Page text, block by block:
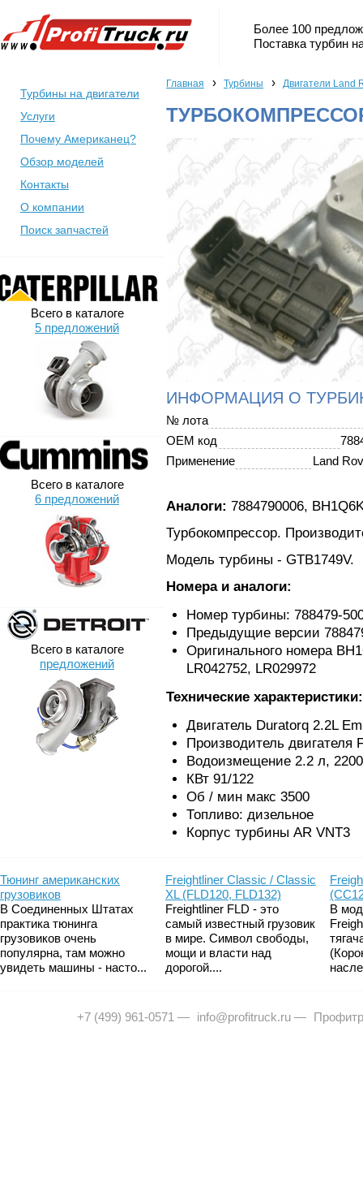
Более 100
Поставка турбин
Турбины на двигатели
Услуги
Почему Американец?
Обзор моделей
Контакты
О компании
Поиск запчастей
Всего в каталоге
5 предложений
Всего в каталоге
6 предложений
Всего в каталоге
предложений
Главная › Турбины › Двигатели Land
ТУРБОКОМПРЕССОР
ИНФОРМАЦИЯ О
№ лота
OEM код
Применение
Land
Аналоги: 7884790006,
Турбокомпрессор.
Модель турбины - GTB1749V.
Номера и аналоги:
Номер турбины: 788479-
Предыдущие версии
Оригинального номера
LR042752, LR029972
Технические характеристики:
Двигатель Duratorq 2.2L
Производитель двигателя
Водоизмещение 2.2 л,
КВт 91/122
Об / мин макс 3500
Топливо: дизельное
Корпус турбины AR VNT3
Тюнинг американских
грузовиков
В Соединенных Штатах
практика тюнинга
грузовиков очень
популярна, там можно
увидеть машины - насто...
Freightliner Classic / Classic
XL (FLD120, FLD132)
Freightliner FLD - это
самый известный грузовик
в мире. Символ свободы,
мощи и власти над
дорогой....
В
+7 (499) 961-0571 — info@profitruck.ru —